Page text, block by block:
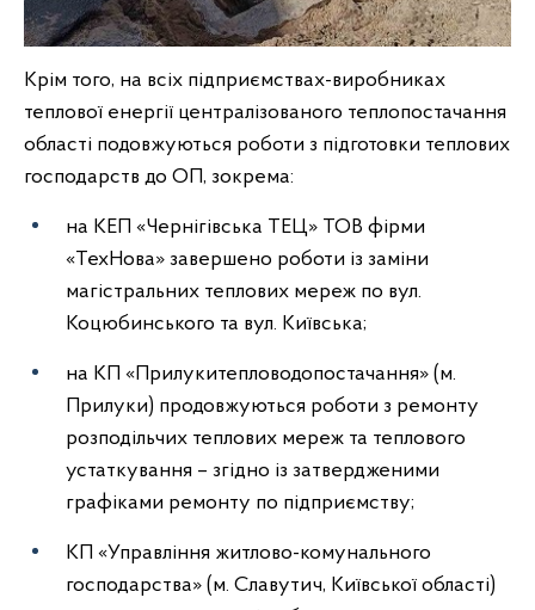
Крім того, на всіх підприємствах-виробниках
теплової енергії централізованого теплопостачання
області подовжуються роботи з підготовки теплових
господарств до ОП, зокрема:
на КЕП «Чернігівська ТЕЦ» ТОВ фірми
«ТехНова» завершено роботи із заміни
магістральних теплових мереж по вул.
Коцюбинського та вул. Київська;
на КП «Прилукитепловодопостачання» (м.
Прилуки) продовжуються роботи з ремонту
розподільчих теплових мереж та теплового
устаткування – згідно із затвердженими
графіками ремонту по підприємству;
КП «Управління житлово-комунального
господарства» (м. Славутич, Київської області)